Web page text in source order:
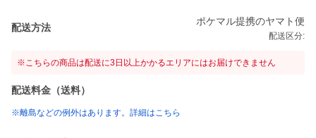
配送方法
ポケマル提携のヤマト便
配送区分:
※こちらの商品は配送に3日以上かかるエリアにはお届けできません
配送料金（送料）
※離島などの例外はあります。詳細はこちら